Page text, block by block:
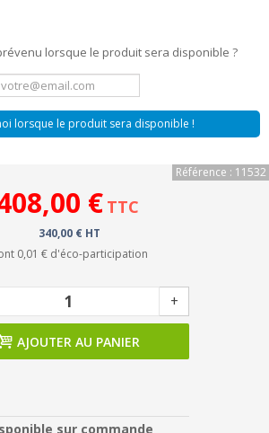
lorsque le produit sera disponible ?
lorsque le produit sera disponible !
Référence : 11532
€ TTC
340,00 € HT
0,01 € d'éco-participation
+
AJOUTER AU PANIER
sur commande